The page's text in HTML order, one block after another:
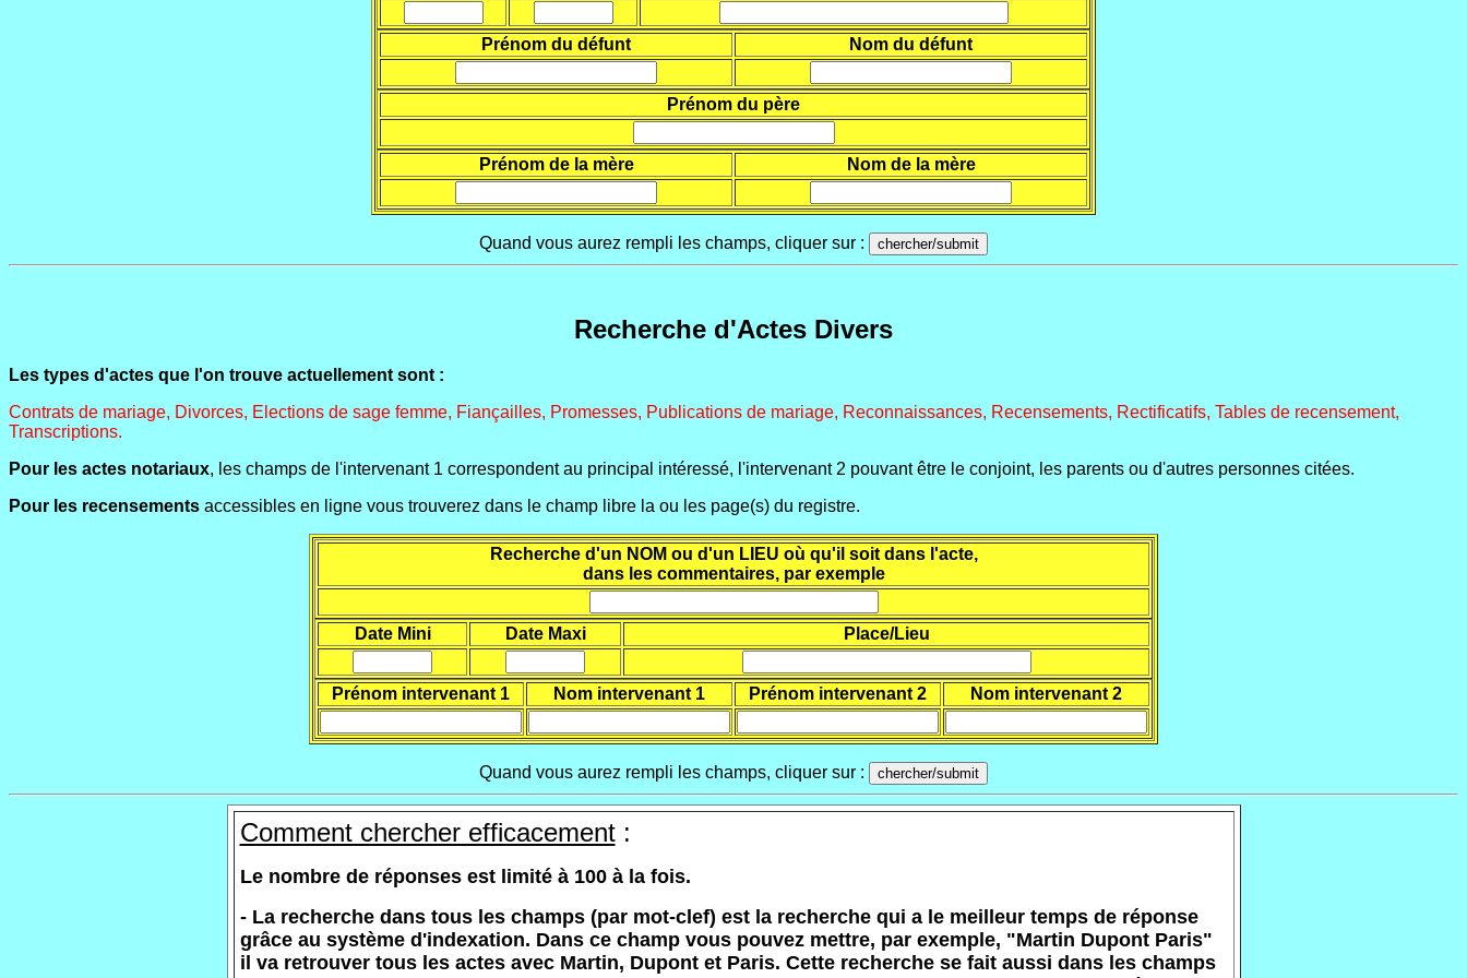
Prénom du défunt Nom du défunt
Prénom du père
Prénom de la mère Nom de la mère
Quand vous aurez rempli les champs, cliquer sur :
Recherche d'Actes Divers
Les types d'actes que l'on trouve actuellement sont :
Contrats de mariage, Divorces, Elections de sage femme, Fiançailles, Promesses, Publications de mariage, Reconnaissances, Recensements, Rectificatifs, Tables de recensement,
Transcriptions.
Pour les actes notariaux, les champs de l'intervenant 1 correspondent au principal intéressé, l'intervenant 2 pouvant être le conjoint, les parents ou d'autres personnes citées.
Pour les recensements accessibles en ligne vous trouverez dans le champ libre la ou les page(s) du registre.
Recherche d'un NOM ou d'un LIEU où qu'il soit dans l'acte,
dans les commentaires, par exemple
Date Mini Date Maxi Place/Lieu
Prénom intervenant 1 Nom intervenant 1 Prénom intervenant 2 Nom intervenant 2
Quand vous aurez rempli les champs, cliquer sur :
Comment chercher efficacement:
Le nombre de réponses est limité à 100 à la fois.
- La recherche dans tous les champs (par mot-clef) est la recherche qui a le meilleur temps de réponse
grâce au système d'indexation. Dans ce champ vous pouvez mettre, par exemple, "Martin Dupont Paris"
il va retrouver tous les actes avec Martin, Dupont et Paris. Cette recherche se fait aussi dans les champs